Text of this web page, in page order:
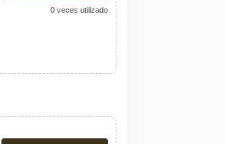
0 veces utilizado